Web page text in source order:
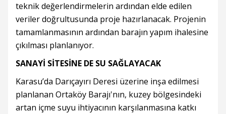
teknik değerlendirmelerin ardından elde edilen
veriler doğrultusunda proje hazırlanacak. Projenin
tamamlanmasının ardından barajın yapım ihalesine
çıkılması planlanıyor.
SANAYİ SİTESİNE DE SU SAĞLAYACAK
Karasu’da Darıçayırı Deresi üzerine inşa edilmesi
planlanan Ortaköy Barajı'nın, kuzey bölgesindeki
artan içme suyu ihtiyacının karşılanmasına katkı